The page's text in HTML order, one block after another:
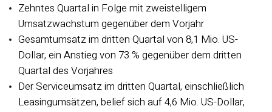
Zehntes Quartal in Folge mit zweistelligem
Umsatzwachstum gegenüber dem Vorjahr
Gesamtumsatz im dritten Quartal von 8,1 Mio. US-
Dollar, ein Anstieg von 73 % gegenüber dem dritten
Quartal des Vorjahres
Der Serviceumsatz im dritten Quartal, einschließlich
Leasingumsätzen, belief sich auf 4,6 Mio. US-Dollar,